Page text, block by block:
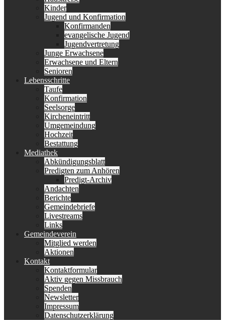
Kinder
Jugend und Konfirmation
Konfirmanden
evangelische Jugend
Jugendvertretung
Junge Erwachsene
Erwachsene und Eltern
Senioren
Lebensschritte
Taufe
Konfirmation
Seelsorge
Kircheneintritt
Umgemeindung
Hochzeit
Bestattung
Mediathek
Abkündigungsblatt
Predigten zum Anhören
Predigt-Archiv
Andachten
Berichte
Gemeindebriefe
Livestreams
Links
Gemeindeverein
Mitglied werden
Aktionen
Kontakt
Kontaktformular
Aktiv gegen Missbrauch
Spenden
Newsletter
Impressum
Datenschutzerklärung